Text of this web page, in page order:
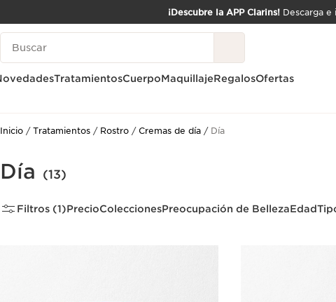
IR AL CONTENIDO
¡Descubre la APP Clarins!Descarga e
Leyenda
TratamientosCuerpoMaquillajeRegalosOfertas
Inicio Tratamientos Rostro Cremas de día Día
Día (13)
Filtros (1)PrecioColeccionesPreocupación de BellezaEdad